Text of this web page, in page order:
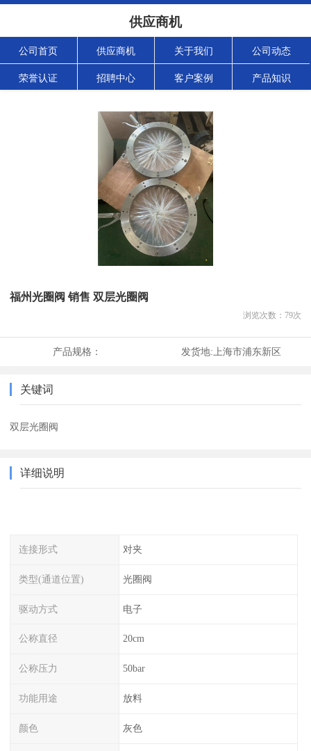
供应商机
公司首页 供应商机 关于我们 公司动态
荣誉认证 招聘中心 客户案例 产品知识
福州光圈阀 销售 双层光圈阀
浏览次数： 79次
产品规格： 发货地: 上海市浦东新区
关键词
双层光圈阀
详细说明
连接形式 对夹
类型(通道位置) 光圈阀
驱动方式 电子
公称直径 20cm
公称压力 50bar
功能用途 放料
颜色 灰色